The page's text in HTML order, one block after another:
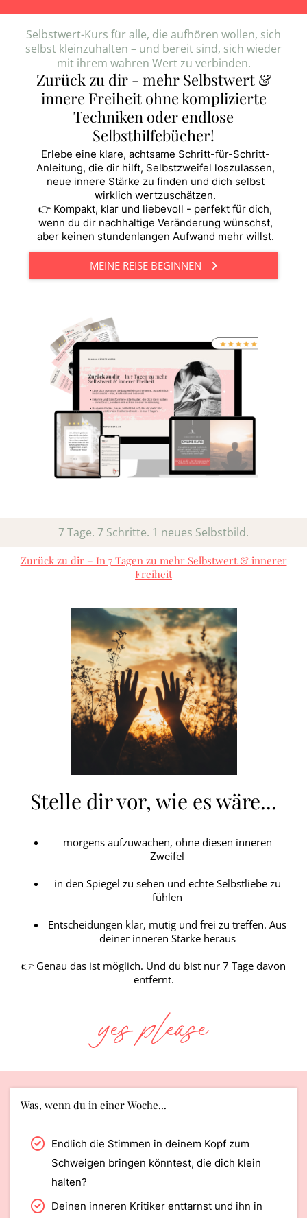
Selbstwert-Kurs für alle, die aufhören wollen, sich
selbst kleinzuhalten – und bereit sind, sich wieder
mit ihrem wahren Wert zu verbinden.
Zurück zu dir - mehr Selbstwert &
innere Freiheit ohne komplizierte
Techniken oder endlose
Selbsthilfebücher!
Erlebe eine klare, achtsame Schritt-für-Schritt-
Anleitung, die dir hilft, Selbstzweifel loszulassen,
neue innere Stärke zu finden und dich selbst
wirklich wertzuschätzen.
👉 Kompakt, klar und liebevoll - perfekt für dich,
wenn du dir nachhaltige Veränderung wünschst,
aber keinen stundenlangen Aufwand mehr willst.
MEINE REISE BEGINNEN
7 Tage. 7 Schritte. 1 neues Selbstbild.
Zurück zu dir – In 7 Tagen zu mehr Selbstwert & innerer
Freiheit
Stelle dir vor, wie es wäre...
morgens aufzuwachen, ohne diesen inneren
Zweifel
in den Spiegel zu sehen und echte Selbstliebe zu
fühlen
Entscheidungen klar, mutig und frei zu treffen. Aus
deiner inneren Stärke heraus
👉 Genau das ist möglich. Und du bist nur 7 Tage davon
entfernt.
yes please
Was, wenn du in einer Woche...
Endlich die Stimmen in deinem Kopf zum
Schweigen bringen könntest, die dich klein
halten?
Deinen inneren Kritiker enttarnst und ihn in